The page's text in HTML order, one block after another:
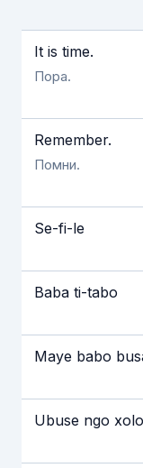
Если видео долго
Ιt is time.
Пора.
Remember.
Помни.
Se-fi-le
Baba ti-tabo
Maye babo
Ubuse ngo xolo